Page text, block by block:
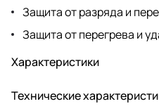
Защита от разряда и
Защита от перегрева и
Характеристики
Технические